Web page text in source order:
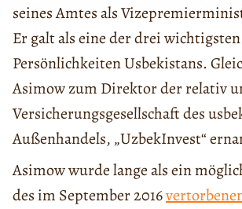
seines Amtes als
Er galt als eine der drei
Persönlichkeiten Usbekistans.
Asimow zum Direktor der relativ
Versicherungsgesellschaft des
Außenhandels, „UzbekInvest“
Asimow wurde lange als ein
des im September 2016